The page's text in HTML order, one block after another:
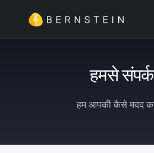
हिंदी में रहें
हमसे
हम आपकी कैसे मदद